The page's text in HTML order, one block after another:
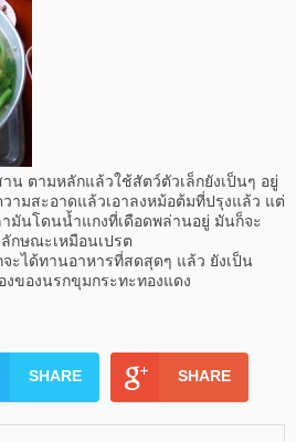
น ตามหลักแล้วใช้สัตว์ตัวเล็กยังเป็นๆ อยู่
ามสะอาดแล้วเอาลงหม้อต้มที่ปรุงแล้ว แต่
มันโดนน้ำแกงที่เดือดพล่านอยู่ มันก็จะ
กษณะเหมือนเปรต
ะได้ทานอาหารที่สดสุดๆ แล้ว ยังเป็น
ของนรกขุมกระทะทองแดง
SHARE SHARE